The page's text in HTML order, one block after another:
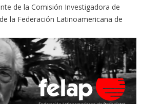
de la Comisión Investigadora de
la Federación Latinoamericana de